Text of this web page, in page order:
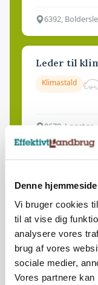
Denne
Vi bruger cookies
til at vise dig
analysere vores
brug af vores
sociale medier,
Vores partnere
6392,
Leder til
Klimastald
9670, Løgstør